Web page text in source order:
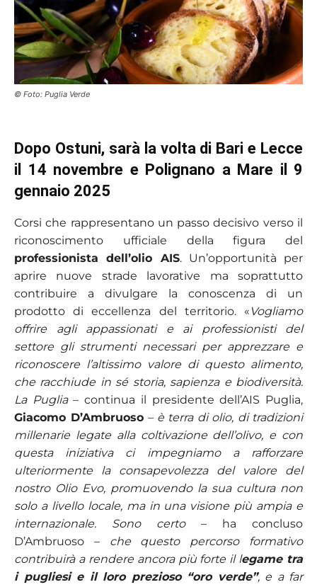
© Foto: Puglia Verde
Dopo Ostuni, sarà la volta di Bari e Lecce
il 14 novembre e Polignano a Mare il 9
gennaio 2025
Corsi che rappresentano un passo decisivo verso il
riconoscimento ufficiale della figura del
professionista dell’olio AIS. Un’opportunità per
aprire nuove strade lavorative ma soprattutto
contribuire a divulgare la conoscenza di un
prodotto di eccellenza del territorio. « Vogliamo
offrire agli appassionati e ai professionisti del
settore gli strumenti necessari per apprezzare e
riconoscere l’altissimo valore di questo alimento,
che racchiude in sé storia, sapienza e biodiversità.
La Puglia– continua il presidente dell’AIS Puglia,
Giacomo D’Ambruoso – è terra di olio, di tradizioni
millenarie legate alla coltivazione dell’olivo, e con
questa iniziativa ci impegniamo a rafforzare
ulteriormente la consapevolezza del valore del
nostro Olio Evo, promuovendo la sua cultura non
solo a livello locale, ma in una visione più ampia e
internazionale. Sono certo– ha concluso
D’Ambruoso – che questo percorso formativo
contribuirà a rendere ancora più forte il legame tra
i pugliesi e il loro prezioso “oro verde”, e a far